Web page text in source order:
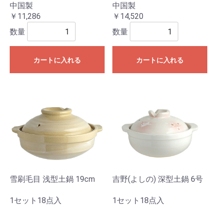
中国製
￥11,286
数量
カートに入れる
中国製
￥14,520
数量
カートに入れる
雪刷毛目 浅型土鍋 19cm
1セット18点入
吉野(よしの) 深型土鍋 6号
1セット18点入